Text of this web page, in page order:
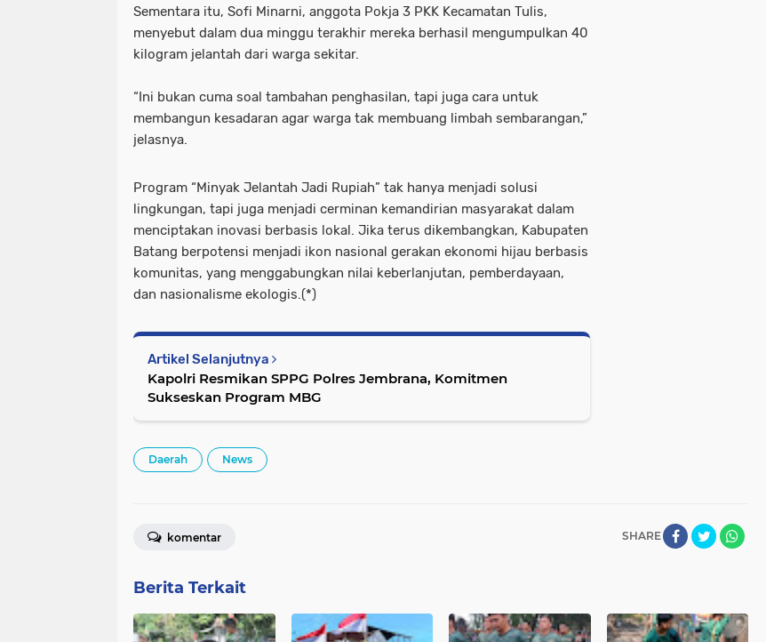
Sementara itu, Sofi Minarni, anggota Pokja 3 PKK Kecamatan Tulis,
menyebut dalam dua minggu terakhir mereka berhasil mengumpulkan 40
kilogram jelantah dari warga sekitar.
“Ini bukan cuma soal tambahan penghasilan, tapi juga cara untuk
membangun kesadaran agar warga tak membuang limbah sembarangan,”
jelasnya.
Program “Minyak Jelantah Jadi Rupiah” tak hanya menjadi solusi
lingkungan, tapi juga menjadi cerminan kemandirian masyarakat dalam
menciptakan inovasi berbasis lokal. Jika terus dikembangkan, Kabupaten
Batang berpotensi menjadi ikon nasional gerakan ekonomi hijau berbasis
komunitas, yang menggabungkan nilai keberlanjutan, pemberdayaan,
dan nasionalisme ekologis.(*)
Artikel Selanjutnya
Kapolri Resmikan SPPG Polres Jembrana, Komitmen
Sukseskan Program MBG
Daerah News
SHARE
komentar
Berita Terkait